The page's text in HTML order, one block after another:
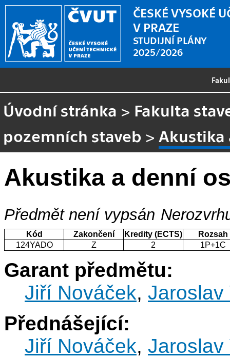
ČESKÉ VYSOKÉ
V PRAZE
STUDIJNÍ PLÁNY
2025/2026
Úvodní stránka > Fakulta
pozemních staveb > Akustika
Akustika a denní
Předmět není vypsán
Kód Zakončení Kredity (ECTS)
Rozsah
124YADO
Z 2 1P+1C
Garant předmětu:
Jiří Nováček, Jaroslav
Přednášející:
Jiří Nováček, Jaroslav